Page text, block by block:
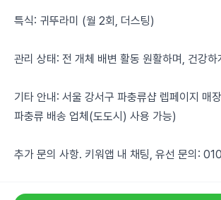
특식: 귀뚜라미 (월 2회, 더스팅)
관리 상태: 전 개체 배변 활동 원활하며, 건강하
기타 안내: 서울 강서구 파충류샵 렙페이지 매
파충류 배송 업체(도도시) 사용 가능)
추가 문의 사항. 키워앱 내 채팅, 유선 문의: